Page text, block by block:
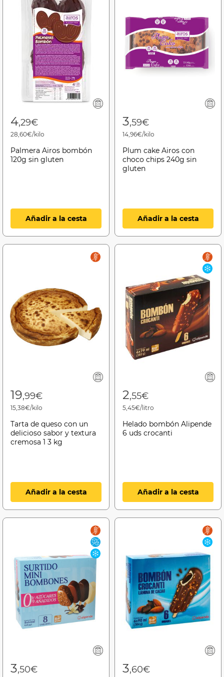
4,29€
28,60€/kilo
Palmera Airos bombón
120g sin gluten
Añadir a la cesta
3,59€
14,96€/kilo
Plum cake Airos con
choco chips 240g sin
gluten
Añadir a la cesta
19,99€
15,38€/kilo
Tarta de queso con un
delicioso sabor y textura
cremosa 1 3 kg
Añadir a la cesta
2,55€
5,45€/litro
Helado bombón Alipende
6 uds crocanti
Añadir a la cesta
3,50€ 3,60€